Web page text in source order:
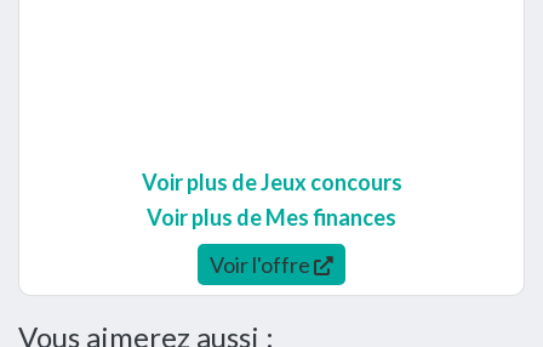
Voir plus de Jeux concours
Voir plus de Mes finances
Voir l'offre
Vous aimerez aussi :